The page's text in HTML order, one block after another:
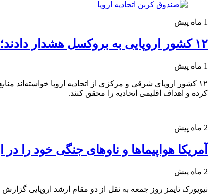
1 ماه پیش
۱۲ کشور اروپایی به بروکسل هشدار دادند؛ گذار سبز بدون پول ممکن نیست
1 ماه پیش
۱۲ کشور اروپای شرقی و مرکزی از اتحادیه اروپا خواسته‌اند
کرده و اهداف اقلیمی اتحادیه را محقق کنند.
2 ماه پیش
آمریکا هواپیماها و ناوهای جنگی خود را
2 ماه پیش
نیویورک تایمز روز جمعه به نقل از دو مقام ارشد اروپایی